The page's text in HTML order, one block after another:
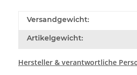
Versandgewicht:
Artikelgewicht:
Hersteller & verantwortliche